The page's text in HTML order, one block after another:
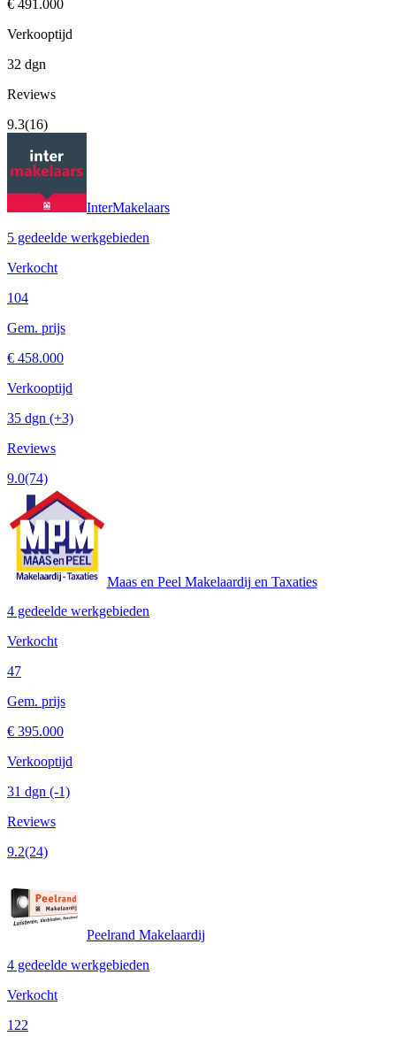
€ 491.000
Verkooptijd
32 dgn
Reviews
9.3(16)
InterMakelaars
5 gedeelde werkgebieden
Verkocht
104
Gem. prijs
€ 458.000
Verkooptijd
35 dgn (+3)
Reviews
9.0(74)
Maas en Peel Makelaardij en Taxaties
4 gedeelde werkgebieden
Verkocht
47
Gem. prijs
€ 395.000
Verkooptijd
31 dgn (-1)
Reviews
9.2(24)
Peelrand Makelaardij
4 gedeelde werkgebieden
Verkocht
122